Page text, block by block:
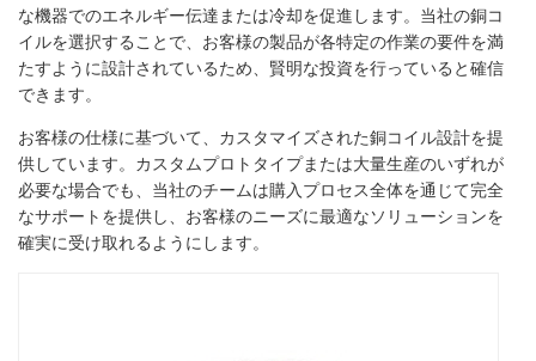
な機器でのエネルギー伝達または冷却を促進します。当社の銅コ
イルを選択することで、お客様の製品が各特定の作業の要件を満
たすように設計されているため、賢明な投資を行っていると確信
できます。
お客様の仕様に基づいて、カスタマイズされた銅コイル設計を提
供しています。カスタムプロトタイプまたは大量生産のいずれが
必要な場合でも、当社のチームは購入プロセス全体を通じて完全
なサポートを提供し、お客様のニーズに最適なソリューションを
確実に受け取れるようにします。